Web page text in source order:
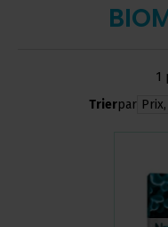
1
Trierpar